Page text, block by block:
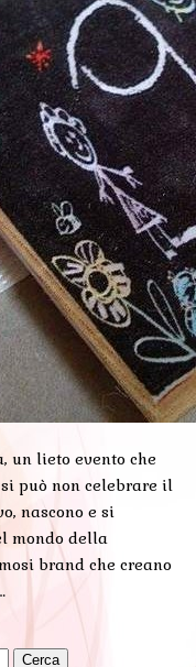
un lieto evento che
può non celebrare il
nascono e si
mondo della
brand che creano